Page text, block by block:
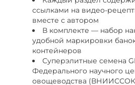
ссылками на видео-
вместе с автором
В комплекте — набор
удобной маркировки
контейнеров
Суперэлитные семена
Федерального научного
овощеводства